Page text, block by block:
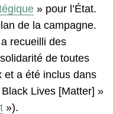
» pour l’État.
de la campagne.
recueilli des
de toutes
et a été inclus dans
Lives [Matter] »
»).